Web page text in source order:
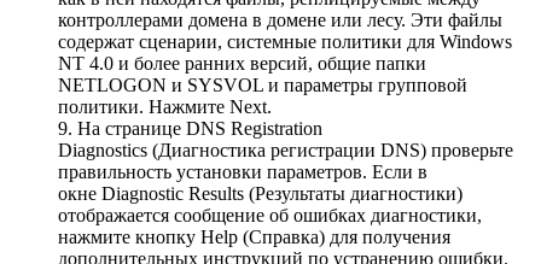
контроллерами домена в домене или лесу. Эти файлы
содержат сценарии, системные политики для Windows
NT 4.0 и более ранних версий, общие папки
NETLOGON и SYSVOL и параметры групповой
политики. Нажмите Next.
9. На странице DNS Registration
Diagnostics (Диагностика регистрации DNS) проверьте
правильность установки параметров. Если в
окне Diagnostic Results (Результаты диагностики)
отображается сообщение об ошибках диагностики,
нажмите кнопку Help (Справка) для получения
дополнительных инструкций по устранению ошибки.